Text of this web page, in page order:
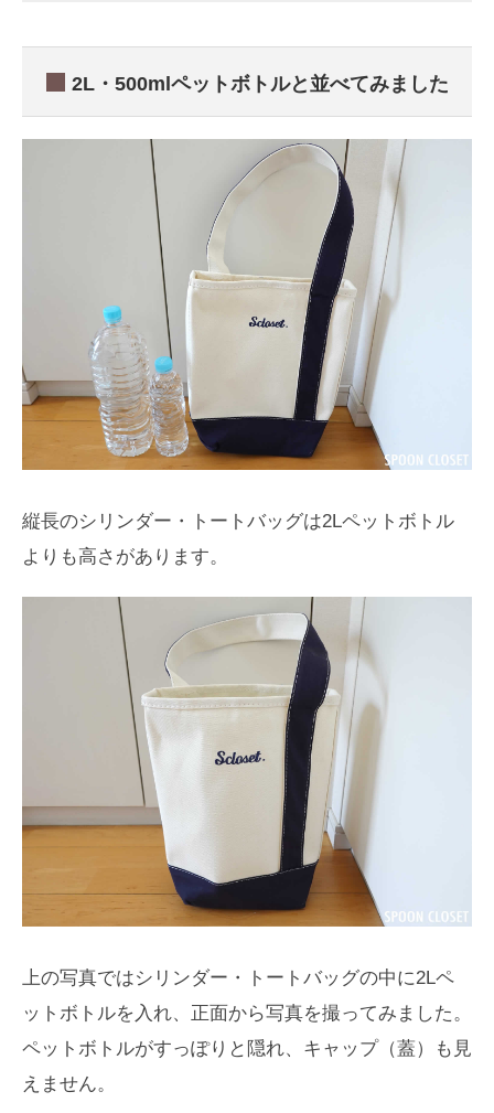
2L・500mlペットボトルと並べてみました
縦長のシリンダー・トートバッグは2Lペットボトル
よりも高さがあります。
上の写真ではシリンダー・トートバッグの中に2Lペ
ットボトルを入れ、正面から写真を撮ってみました。
ペットボトルがすっぽりと隠れ、キャップ（蓋）も見
えません。